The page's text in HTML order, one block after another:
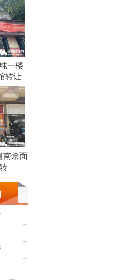
一楼
转让
南烩面